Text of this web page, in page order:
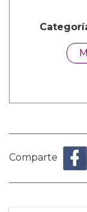
Comparte